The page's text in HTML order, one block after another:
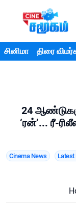
சினிமா திரை
24
‘ரன்’... ரீ-
Cinema News Latest